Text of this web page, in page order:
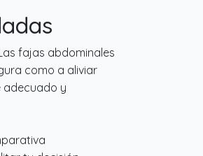
fajas abdominales
como a aliviar
adecuado y